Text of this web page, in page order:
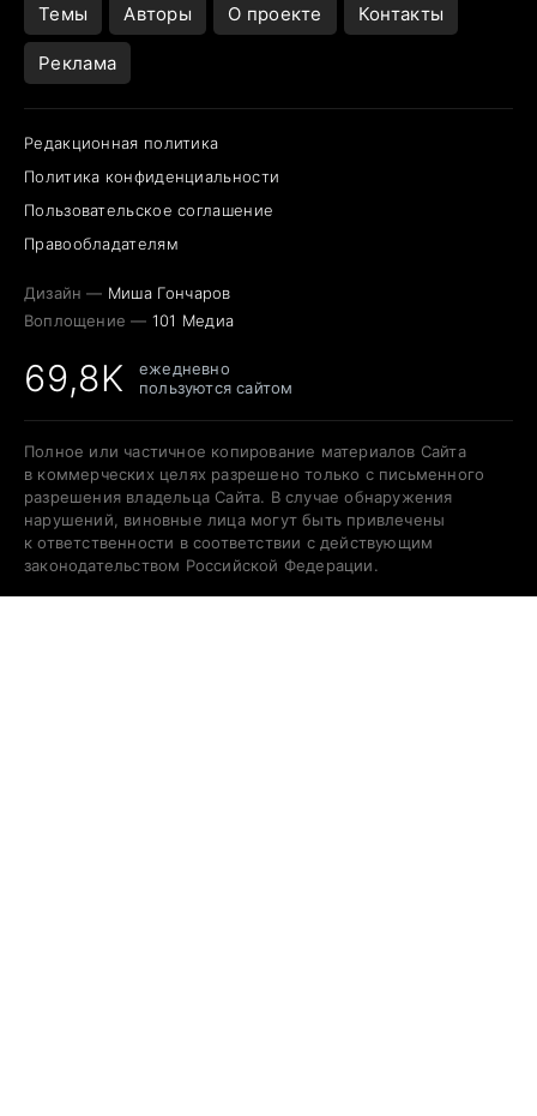
Темы Авторы О проекте Контакты
Реклама
Редакционная политика
Политика конфиденциальности
Пользовательское соглашение
Правообладателям
Дизайн — Миша Гончаров
Воплощение — 101 Медиа
69,8K
ежедневно
пользуются сайтом
Полное или частичное копирование материалов Сайта
в коммерческих целях разрешено только с письменного
разрешения владельца Сайта. В случае обнаружения
нарушений, виновные лица могут быть привлечены
к ответственности в соответствии с действующим
законодательством Российской Федерации.